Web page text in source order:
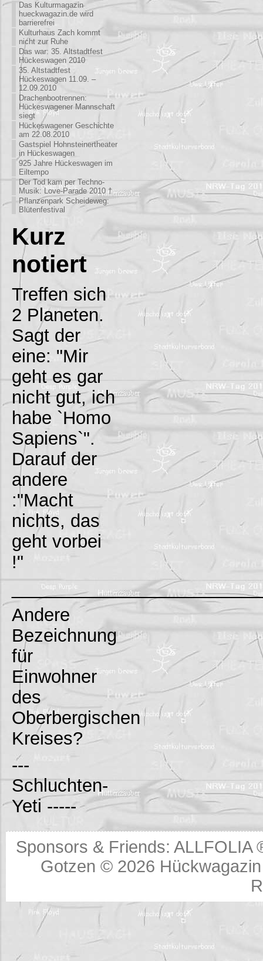
Das Kulturmagazin
hueckwagazin.de wird
barrierefrei
Kulturhaus Zach kommt
nicht zur Ruhe
Das war: 35. Altstadtfest
Hückeswagen 2010
35. Altstadtfest
Hückeswagen 11.09. –
12.09.2010
Drachenbootrennen:
Hückeswagener Mannschaft
siegt
Hückeswagener Geschichte
am 22.08.2010
Gastspiel Hohnsteinertheater
in Hückeswagen
925 Jahre Hückeswagen im
Eiltempo
Der Tod kam per Techno-
Musik: Love-Parade 2010 †
Pflanzenpark Scheideweg:
Blütenfestival
Kurz
notiert
Treffen sich
2 Planeten.
Sagt der
eine: "Mir
geht es gar
nicht gut, ich
habe `Homo
Sapiens`".
Darauf der
andere
:"Macht
nichts, das
geht vorbei
!"
Andere
Bezeichnung
für
Einwohner
des
Oberbergischen
Kreises?
---
Schluchten-
Yeti -----
Sponsors & Friends:ALLFOLIA
Gotzen © 2026